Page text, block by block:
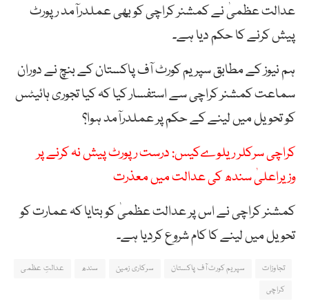
عدالت عظمیٰ نے کمشنر کراچی کو بھی عملدرآمد رپورٹ
پیش کرنے کا حکم دیا ہے۔
ہم نیوز کے مطابق سپریم کورٹ آف پاکستان کے بنچ نے دوران
سماعت کمشنر کراچی سے استفسار کیا کہ کیا تجوری ہائیٹس
کو تحویل میں لینے کے حکم پر عملدرآمد ہوا؟
کراچی سرکلر ریلوےکیس: درست رپورٹ پیش نہ کرنے پر
وزیراعلیٰ سندھ کی عدالت میں معذرت
کمشنر کراچی نے اس پر عدالت عظمیٰ کو بتایا کہ عمارت کو
تحویل میں لینے کا کام شروع کردیا ہے۔
تجاوزات سپریم کورٹ آف پاکستان سرکاری زمین سندھ
عدالتِ عظمی
کراچی